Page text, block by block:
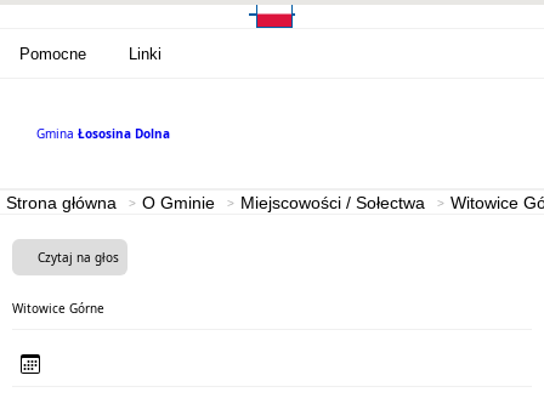
Pomocne Linki
Gmina Łososina Dolna
Strona główna O Gminie Miejscowości / Sołectwa Witowice
Czytaj na głos
Witowice Górne